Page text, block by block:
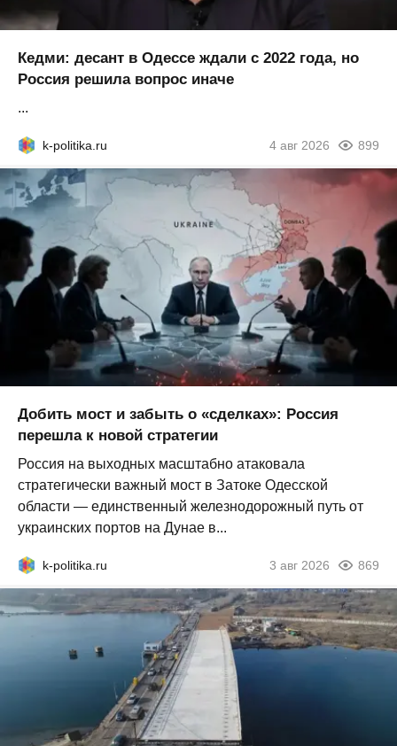
Кедми: десант в Одессе ждали с 2022 года, но
Россия решила вопрос иначе
...
k-politika.ru 4 авг 2026 899
Добить мост и забыть о «сделках»: Россия
перешла к новой стратегии
Россия на выходных масштабно атаковала
стратегически важный мост в Затоке Одесской
области — единственный железнодорожный путь от
украинских портов на Дунае в...
k-politika.ru 3 авг 2026 869